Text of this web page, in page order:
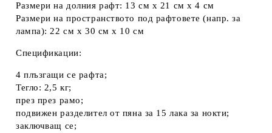
Размери на долния рафт: 13 см x 21 см x 4 см
Размери на пространството под рафтовете (напр. за
лампа): 22 см x 30 см x 10 см
Спецификации:
4 плъзгащи се рафта;
Тегло: 2,5 кг;
през през рамо;
подвижен разделител от пяна за 15 лака за нокти;
заключващ се;